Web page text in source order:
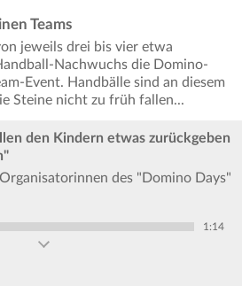
Teams
jeweils drei bis vier etwa
Nachwuchs die Domino-
Event. Handbälle sind an diesem
Steine nicht zu früh fallen...
den Kindern etwas zurückgeben
des "Domino Days"
1:14